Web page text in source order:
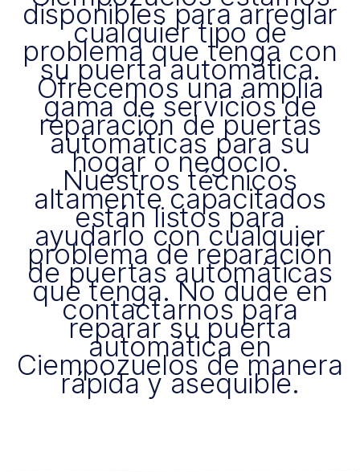
disponibles para arreglar
cualquier tipo de
problema que tenga con
su puerta automática.
Ofrecemos una amplia
gama de servicios de
reparación de puertas
automáticas para su
hogar o negocio.
Nuestros técnicos
altamente capacitados
están listos para
ayudarlo con cualquier
problema de reparación
de puertas automáticas
que tenga. No dude en
contactarnos para
reparar su puerta
automática en
Ciempozuelos de manera
rápida y asequible.